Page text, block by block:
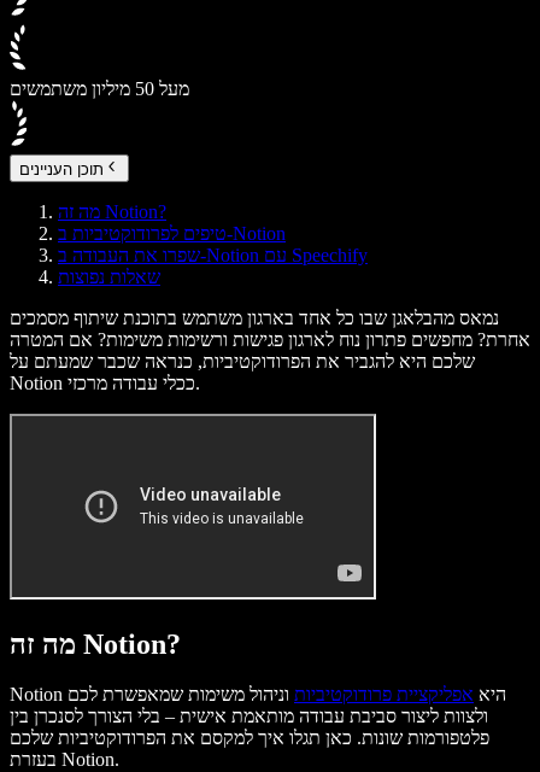
מעל 50 מיליון משתמשים
תוכן העניינים
מה זה Notion?
טיפים לפרודוקטיביות ב-Notion
שפרו את העבודה ב-Notion עם Speechify
שאלות נפוצות
נמאס מהבלאגן שבו כל אחד בארגון משתמש בתוכנת שיתוף מסמכים
אחרת? מחפשים פתרון נוח לארגון פגישות ורשימות משימות? אם המטרה
שלכם היא להגביר את הפרודוקטיביות, כנראה שכבר שמעתם על
Notion ככלי עבודה מרכזי.
מה זה Notion?
Notion היא אפליקציית פרודוקטיביות וניהול משימות שמאפשרת לכם
ולצוות ליצור סביבת עבודה מותאמת אישית – בלי הצורך לסנכרן בין
פלטפורמות שונות. כאן תגלו איך למקסם את הפרודוקטיביות שלכם
בעזרת Notion.